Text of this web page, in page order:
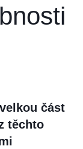
část
těchto